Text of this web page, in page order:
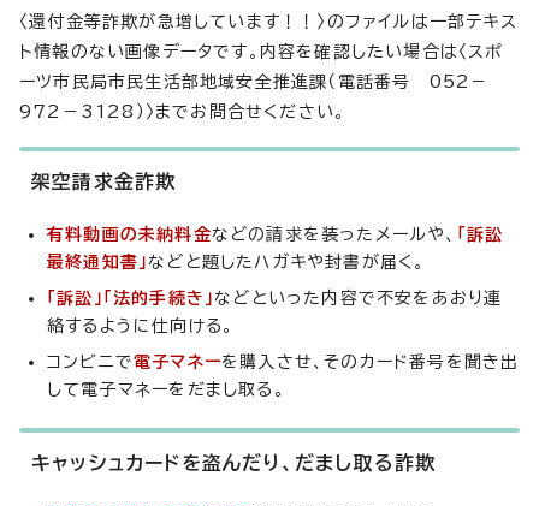
〈還付金等詐欺が急増しています！！〉のファイルは一部テキス
ト情報のない画像データです。内容を確認したい場合は〈スポ
ーツ市民局市民生活部地域安全推進課（電話番号 052－
972－3128）〉までお問合せください。
架空請求金詐欺
有料動画の未納料金などの請求を装ったメールや、 「訴訟
最終通知書」などと題したハガキや封書が届く。
「訴訟」「法的手続き」などといった内容で不安をあおり連
絡するように仕向ける。
コンビニで電子マネーを購入させ、そのカード番号を聞き出
して電子マネーをだまし取る。
キャッシュカードを盗んだり、だまし取る詐欺